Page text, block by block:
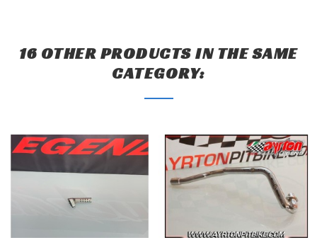
16 OTHER PRODUCTS IN THE SAME
CATEGORY: